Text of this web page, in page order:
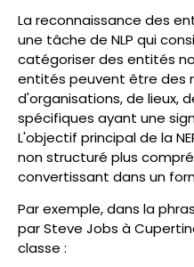
La reconnaissance des
une tâche de NLP qui
catégoriser des entités
entités peuvent être des
d'organisations, de lieux,
spécifiques ayant une
L'objectif principal de la
non structuré plus
convertissant dans un
Par exemple, dans la
par Steve Jobs à
classe :